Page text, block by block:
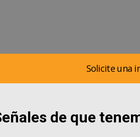
Solicite una
de que